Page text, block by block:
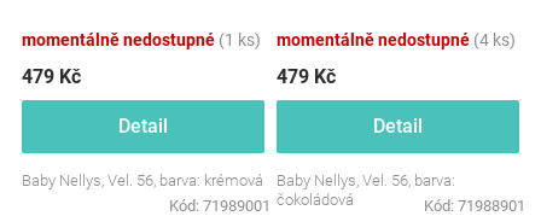
oblečení
Značky
t
ů
momentálně nedostupné (1 ks)
479 Kč
Detail
Baby Nellys, Vel. 56, barva: krémová
Kód: 71989001
momentálně nedostupné (4 ks)
479 Kč
Detail
Baby Nellys, Vel. 56, barva:
čokoládová
Kód: 71988901